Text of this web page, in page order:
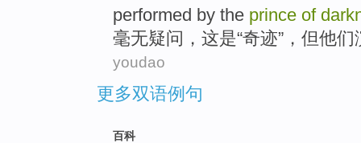
performed by the prince of
毫无疑问， 这是“奇迹”， 但他们
youdao
更多双语例句
百科